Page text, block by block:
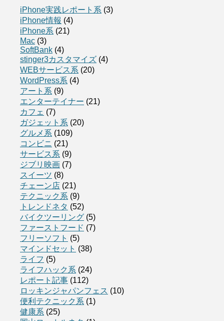
iPhone実践レポート系 (3)
iPhone情報 (4)
iPhone系 (21)
Mac (3)
SoftBank (4)
stinger3カスタマイズ (4)
WEBサービス系 (20)
WordPress系 (4)
アート系 (9)
エンターテイナー (21)
カフェ (7)
ガジェット系 (20)
グルメ系 (109)
コンビニ (21)
サービス系 (9)
ジブリ映画 (7)
スイーツ (8)
チェーン店 (21)
テクニック系 (9)
トレンドネタ (52)
バイクツーリング (5)
ファーストフード (7)
フリーソフト (5)
マインドセット (38)
ライフ (5)
ライフハック系 (24)
レポート記事 (112)
ロッキンジャパンフェス (10)
便利テクニック系 (1)
健康系 (25)